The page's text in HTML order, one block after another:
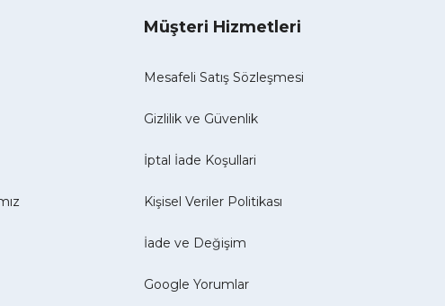
Müşteri Hizmetleri
Mesafeli Satış Sözleşmesi
Gizlilik ve Güvenlik
İptal İade Koşullari
Kişisel Veriler Politikası
İade ve Değişim
Google Yorumlar